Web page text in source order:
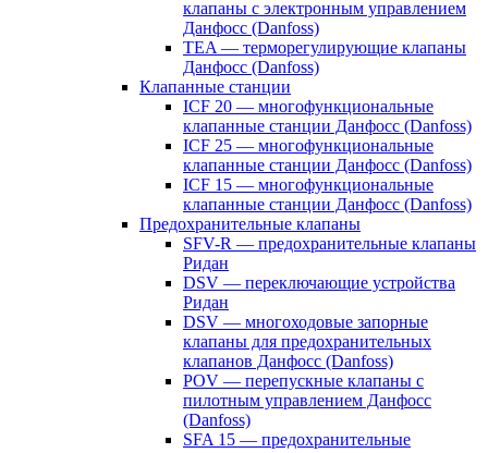
клапаны с электронным управлением
Данфосс (Danfoss)
TEA — терморегулирующие клапаны
Данфосс (Danfoss)
Клапанные станции
ICF 20 — многофункциональные
клапанные станции Данфосс (Danfoss)
ICF 25 — многофункциональные
клапанные станции Данфосс (Danfoss)
ICF 15 — многофункциональные
клапанные станции Данфосс (Danfoss)
Предохранительные клапаны
SFV-R — предохранительные клапаны
Ридан
DSV — переключающие устройства
Ридан
DSV — многоходовые запорные
клапаны для предохранительных
клапанов Данфосс (Danfoss)
POV — перепускные клапаны с
пилотным управлением Данфосс
(Danfoss)
SFA 15 — предохранительные